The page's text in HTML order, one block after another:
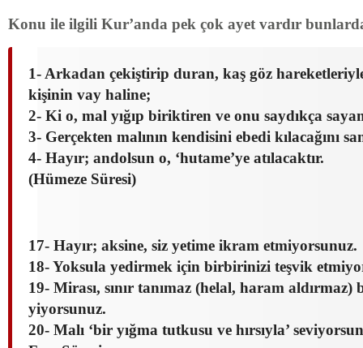
Konu ile ilgili Kur’anda pek çok ayet vardır
1- Arkadan çekiştirip duran, kaş göz
kişinin vay haline;
2- Ki o, mal yığıp biriktiren ve onu saydıkça
3- Gerçekten malının kendisini ebedi kılacağını
4- Hayır; andolsun o, ‘hutame’ye atılacaktır.
(Hümeze Süresi)
17- Hayır; aksine, siz yetime ikram etmiyorsunuz.
18- Yoksula yedirmek için birbirinizi teşvik
19- Mirası, sınır tanımaz (helal, haram aldırmaz)
yiyorsunuz.
20- Malı ‘bir yığma tutkusu ve hırsıyla’